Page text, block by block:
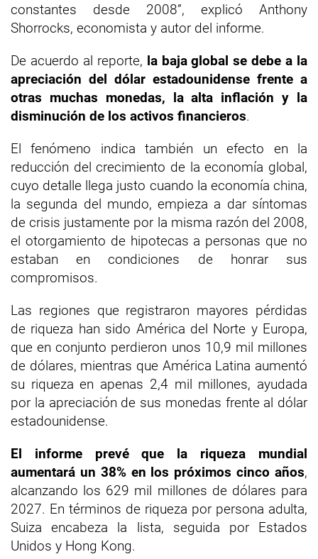
constantes desde 2008”, explicó Anthony
Shorrocks, economista y autor del informe.
De acuerdo al reporte, la baja global se debe a la
apreciación del dólar estadounidense frente a
otras muchas monedas, la alta inflación y la
disminución de los activos financieros.
El fenómeno indica también un efecto en la
reducción del crecimiento de la economía global,
cuyo detalle llega justo cuando la economía china,
la segunda del mundo, empieza a dar síntomas
de crisis justamente por la misma razón del 2008,
el otorgamiento de hipotecas a personas que no
estaban en condiciones de honrar sus
compromisos.
Las regiones que registraron mayores pérdidas
de riqueza han sido América del Norte y Europa,
que en conjunto perdieron unos 10,9 mil millones
de dólares, mientras que América Latina aumentó
su riqueza en apenas 2,4 mil millones, ayudada
por la apreciación de sus monedas frente al dólar
estadounidense.
El informe prevé que la riqueza mundial
aumentará un 38% en los próximos cinco años,
alcanzando los 629 mil millones de dólares para
2027. En términos de riqueza por persona adulta,
Suiza encabeza la lista, seguida por Estados
Unidos y Hong Kong.